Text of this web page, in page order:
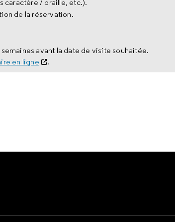
caractère / braille, etc.).
de la réservation.
avant la date de visite souhaitée.
en ligne .